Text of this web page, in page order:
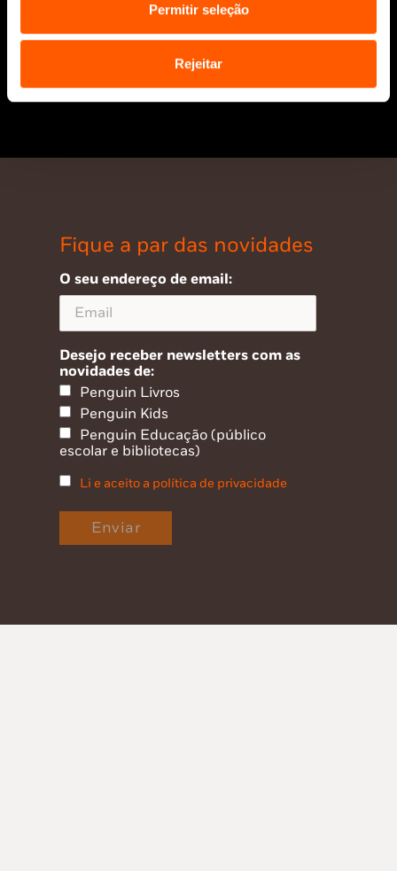
Permitir seleção
Rejeitar
* Portes grátis para Portugal Continental
e Ilhas em compras superiores a 25€
Fique a par das novidades
O seu endereço de email:
Desejo receber newsletters com as
novidades de:
Penguin Livros
Penguin Kids
Penguin Educação (público
escolar e bibliotecas)
Li e aceito a política de privacidade